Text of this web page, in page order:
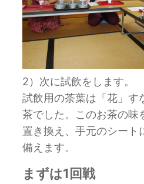
2）次に試飲をします。
試飲用の茶葉は「花」す
茶でした。このお茶の味
置き換え、手元のシート
備えます。
まずは1回戦